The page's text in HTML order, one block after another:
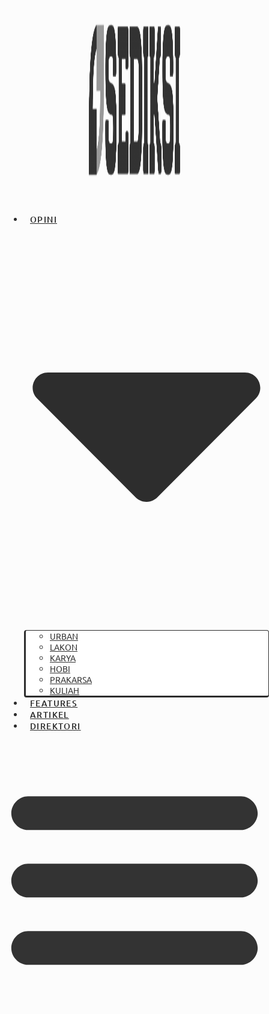
OPINI
URBAN
LAKON
KARYA
HOBI
PRAKARSA
KULIAH
FEATURES
ARTIKEL
DIREKTORI